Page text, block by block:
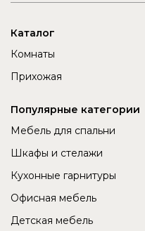
Каталог
Комнаты
Прихожая
Популярные категории
Мебель для спальни
Шкафы и стелажи
Кухонные гарнитуры
Офисная мебель
Детская мебель